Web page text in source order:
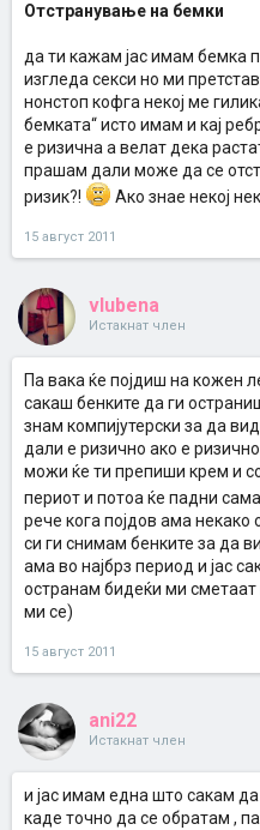
Отстранување на бемки
да ти кажам јас имам бемка
изгледа секси но ми
нонстоп кофга некој ме
бемката“ исто имам и кај
е ризична а велат дека
прашам дали може да се
ризик?!
Ако знае некој
15 август 2011
vlubena
Истакнат член
Па вака ќе појдиш на кожен
сакаш бенките да ги
знам компијутерски за да
дали е ризично ако е
можи ќе ти препиши крем и
периот и потоа ќе падни
рече кога појдов ама некако
си ги снимам бенките за да
ама во најбрз период и јас
остранам бидеќи ми
ми се)
15 август 2011
ani22
Истакнат член
и јас имам една што сакам
каде точно да се обратам ,